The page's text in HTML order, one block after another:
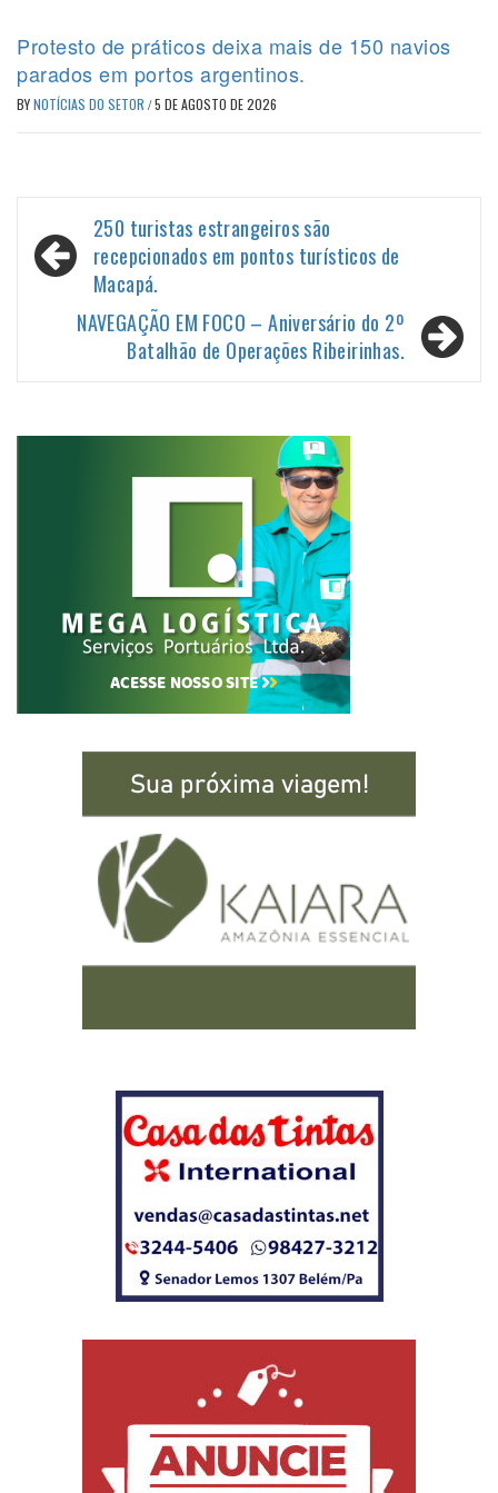
Protesto de práticos deixa mais de 150 navios
parados em portos argentinos.
BYNOTÍCIAS DO SETOR /5 DE AGOSTO DE 2026
Navegação
de
250 turistas estrangeiros são
recepcionados em pontos turísticos de
Macapá.
NAVEGAÇÃO EM FOCO – Aniversário do 2º
Batalhão de Operações Ribeirinhas.